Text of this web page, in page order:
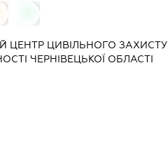
ЦИВІЛЬНОГО ЗАХИСТУ
ЧЕРНІВЕЦЬКОЇ ОБЛАСТІ